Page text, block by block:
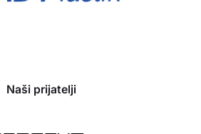
Naši prijatelji